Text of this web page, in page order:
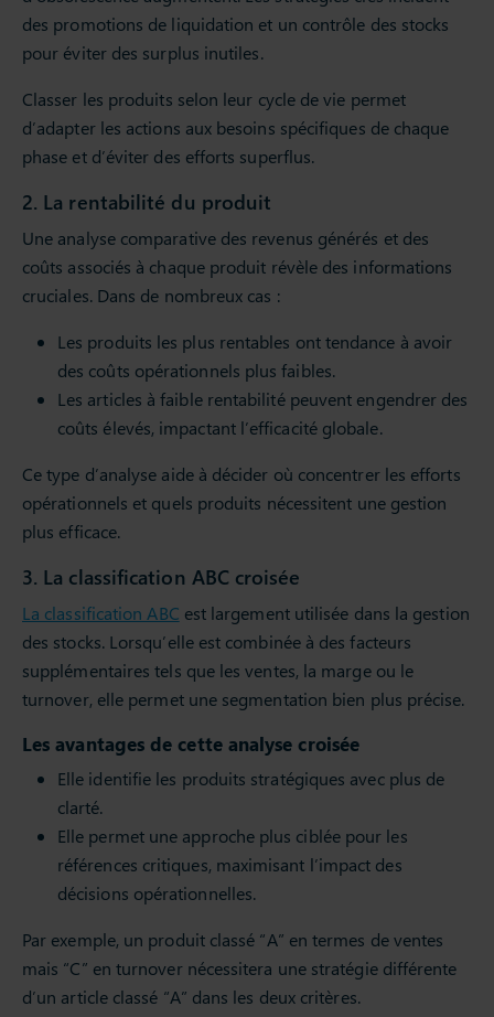
des promotions de liquidation et un contrôle des stocks
pour éviter des surplus inutiles.
Classer les produits selon leur cycle de vie permet
d’adapter les actions aux besoins spécifiques de chaque
phase et d’éviter des efforts superflus.
2. La rentabilité du produit
Une analyse comparative des revenus générés et des
coûts associés à chaque produit révèle des informations
cruciales. Dans de nombreux cas :
Les produits les plus rentables ont tendance à avoir
des coûts opérationnels plus faibles.
Les articles à faible rentabilité peuvent engendrer des
coûts élevés, impactant l’efficacité globale.
Ce type d’analyse aide à décider où concentrer les efforts
opérationnels et quels produits nécessitent une gestion
plus efficace.
3. La classification ABC croisée
La classification ABC est largement utilisée dans la gestion
des stocks. Lorsqu’elle est combinée à des facteurs
supplémentaires tels que les ventes, la marge ou le
turnover, elle permet une segmentation bien plus précise.
Les avantages de cette analyse croisée
Elle identifie les produits stratégiques avec plus de
clarté.
Elle permet une approche plus ciblée pour les
références critiques, maximisant l’impact des
décisions opérationnelles.
Par exemple, un produit classé “A” en termes de ventes
mais “C” en turnover nécessitera une stratégie différente
d’un article classé “A” dans les deux critères.